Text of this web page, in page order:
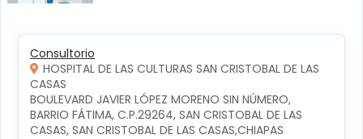
Consultorio
HOSPITAL DE LAS CULTURAS SAN CRISTOBAL DE LAS
CASAS
BOULEVARD JAVIER LÓPEZ MORENO SIN NÚMERO,
BARRIO FÁTIMA, C.P.29264, SAN CRISTOBAL DE LAS
CASAS, SAN CRISTOBAL DE LAS CASAS,CHIAPAS